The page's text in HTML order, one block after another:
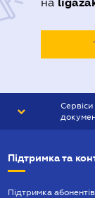
на
Сервіси
Підтримка та
Підтримка абонентів